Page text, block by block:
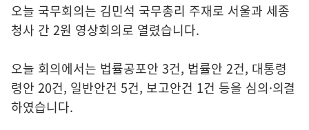
오늘 국무회의는 김민석 국무총리 주재로 서울과 세종
청사 간 2원 영상회의로 열렸습니다.
오늘 회의에서는 법률공포안 3건, 법률안 2건, 대통령
령안 20건, 일반안건 5건, 보고안건 1건 등을 심의·의결
하였습니다.